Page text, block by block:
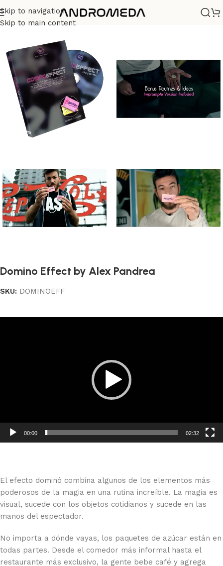
Skip to navigation
Skip to main content
Casa/ Magia
Domino Effect by Alex Pandrea
SKU: DOMINOEFF
00:00 02:32
El efecto dominó combina algunos de los elementos más
poderosos de la magia en una rutina increíble. La magia es
visual, sucede con los objetos cotidianos y sucede en las
manos del espectador.
No importa a dónde vayas, los paquetes de azúcar están en
todas partes. Desde el comedor más informal hasta el
restaurante más exclusivo, la gente bebe café y agrega